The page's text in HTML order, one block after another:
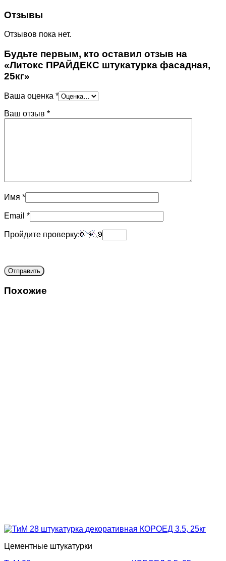
Отзывы
Отзывов пока нет.
Будьте первым, кто оставил отзыв на
«Литокс ПРАЙДЕКС штукатурка фасадная,
25кг»
Ваша оценка *
Ваш отзыв *
Имя *
Email *
Пройдите проверку:
Похожие
Цементные штукатурки